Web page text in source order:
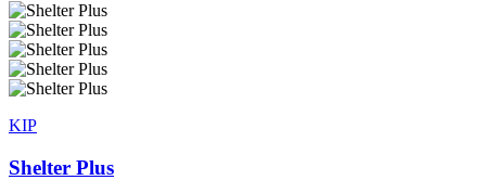
KIP
Shelter Plus